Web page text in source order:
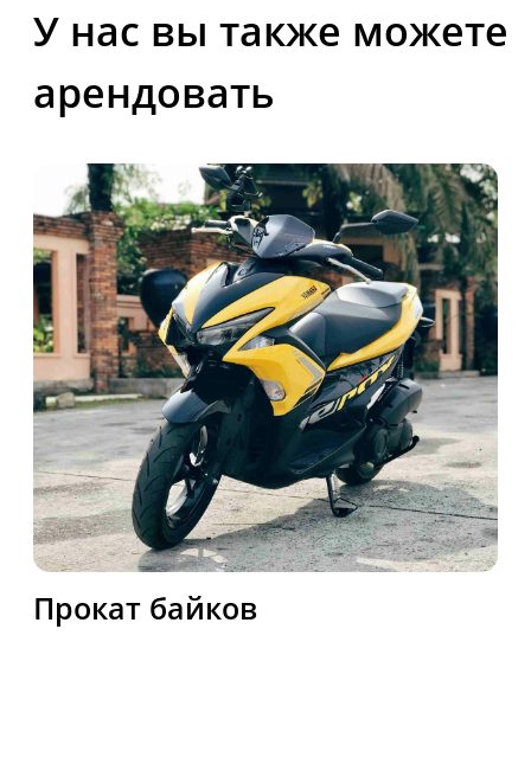
Компания Bike Phuket предлагает
уникальные возможности для
путешественников и жителей,
желающих исследовать
великолепие тропического рая -
Пхукет. Мы предоставляем
разнообразные услуги аренды,
включая современные автомобили,
удобные байки для езды по
живописным маршрутам,
изысканную недвижимость для
комфортного отдыха и элитные
яхты для незабываемых морских
приключений. Открывайте новые
горизонты с уверенным партнером
Прокат яхт